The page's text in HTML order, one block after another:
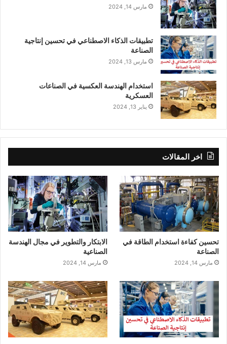
مارس 14, 2024
تطبيقات الذكاء الاصطناعي في تحسين إنتاجية
الصناعة
مارس 13, 2024
استخدام الهندسة العكسية في الصناعات
العسكرية
يناير 13, 2024
اخر المقالات
تحسين كفاءة استخدام الطاقة في
الصناعة
مارس 14, 2024
الابتكار والتطوير في مجال الهندسة
الصناعية
مارس 14, 2024